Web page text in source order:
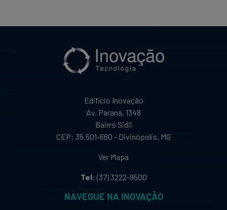
Edifício Inovação
Av. Paraná, 1348
Bairro Sidil
CEP: 35.501-660 - Divinópolis, MG
Ver Mapa
Tel: (37) 3222-9500
NAVEGUE NA INOVAÇÃO